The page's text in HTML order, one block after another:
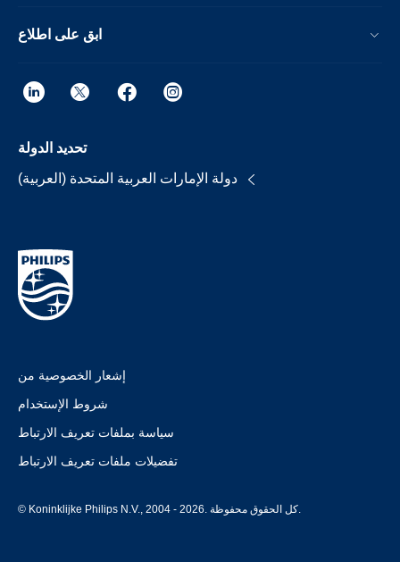
ابق على اطلاع
تحديد الدولة
إشعار الخصوصية من
شروط الإستخدام
سياسة بملفات تعريف الارتباط
تفضيلات ملفات تعريف الارتباط
© Koninklijke Philips N.V., 2004 - 2026. كل الحقوق محفوظة.